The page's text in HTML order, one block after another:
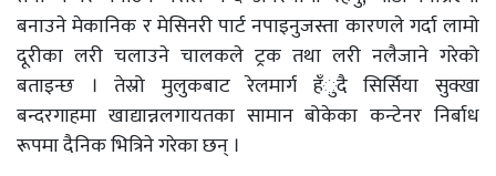
बनाउने मेकानिक र मेसिनरी पार्ट नपाइनुजस्ता कारणले गर्दा लामो
दूरीका लरी चलाउने चालकले ट्रक तथा लरी नलैजाने गरेको
बताइन्छ । तेस्रो मुलुकबाट रेलमार्ग हँुदै सिर्सिया सुक्खा
बन्दरगाहमा खाद्यान्नलगायतका सामान बोकेका कन्टेनर निर्बाध
रूपमा दैनिक भित्रिने गरेका छन् ।